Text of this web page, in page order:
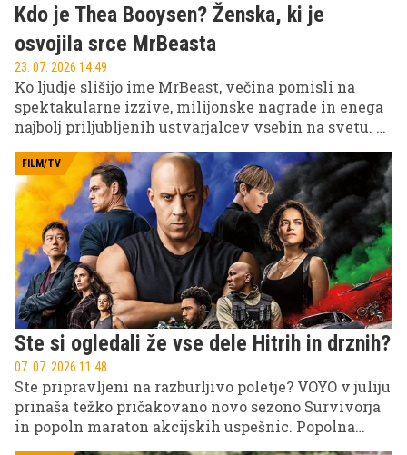
Kdo je Thea Booysen? Ženska, ki je
osvojila srce MrBeasta
23. 07. 2026 14.49
Ko ljudje slišijo ime MrBeast, večina pomisli na
spektakularne izzive, milijonske nagrade in enega
najbolj priljubljenih ustvarjalcev vsebin na svetu. A
dolgo časa je bilo manj znano, kdo je ženska ob njem.
To je Thea Booysen, južnoafriška ustvarjalka vsebin,
igralka videoiger, avtorica in strokovnjakinja za
psihologijo, ki je s svojo zgodbo pritegnila veliko
pozornosti.
FILM/TV
Ste si ogledali že vse dele Hitrih in drznih?
07. 07. 2026 11.48
Ste pripravljeni na razburljivo poletje? VOYO v juliju
prinaša težko pričakovano novo sezono Survivorja
in popoln maraton akcijskih uspešnic. Popolna